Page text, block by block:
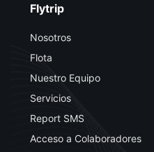
Flytrip
Nosotros
Flota
Nuestro Equipo
Servicios
Report SMS
Acceso a Colaboradores